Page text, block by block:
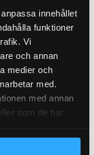
innehållet
funktioner
Vi
och annan
medier och
med.
med annan
som de har
20,32-1647